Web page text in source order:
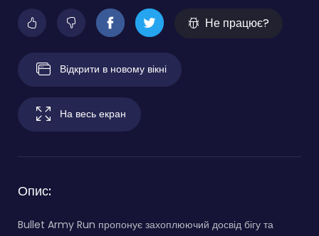
Не працює?
Відкрити в новому вікні
На весь екран
Опис:
Bullet Army Run пропонує захоплюючий досвід бігу та